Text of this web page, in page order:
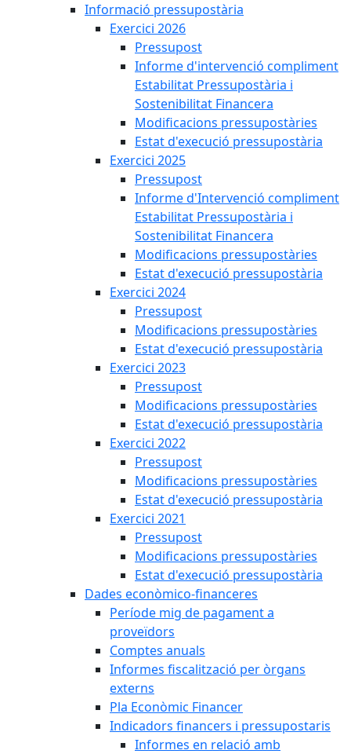
Informació pressupostària
Exercici 2026
Pressupost
Informe d'intervenció compliment
Estabilitat Pressupostària i
Sostenibilitat Financera
Modificacions pressupostàries
Estat d'execució pressupostària
Exercici 2025
Pressupost
Informe d'Intervenció compliment
Estabilitat Pressupostària i
Sostenibilitat Financera
Modificacions pressupostàries
Estat d'execució pressupostària
Exercici 2024
Pressupost
Modificacions pressupostàries
Estat d'execució pressupostària
Exercici 2023
Pressupost
Modificacions pressupostàries
Estat d'execució pressupostària
Exercici 2022
Pressupost
Modificacions pressupostàries
Estat d'execució pressupostària
Exercici 2021
Pressupost
Modificacions pressupostàries
Estat d'execució pressupostària
Dades econòmico-financeres
Període mig de pagament a
proveïdors
Comptes anuals
Informes fiscalització per òrgans
externs
Pla Econòmic Financer
Indicadors financers i pressupostaris
Informes en relació amb